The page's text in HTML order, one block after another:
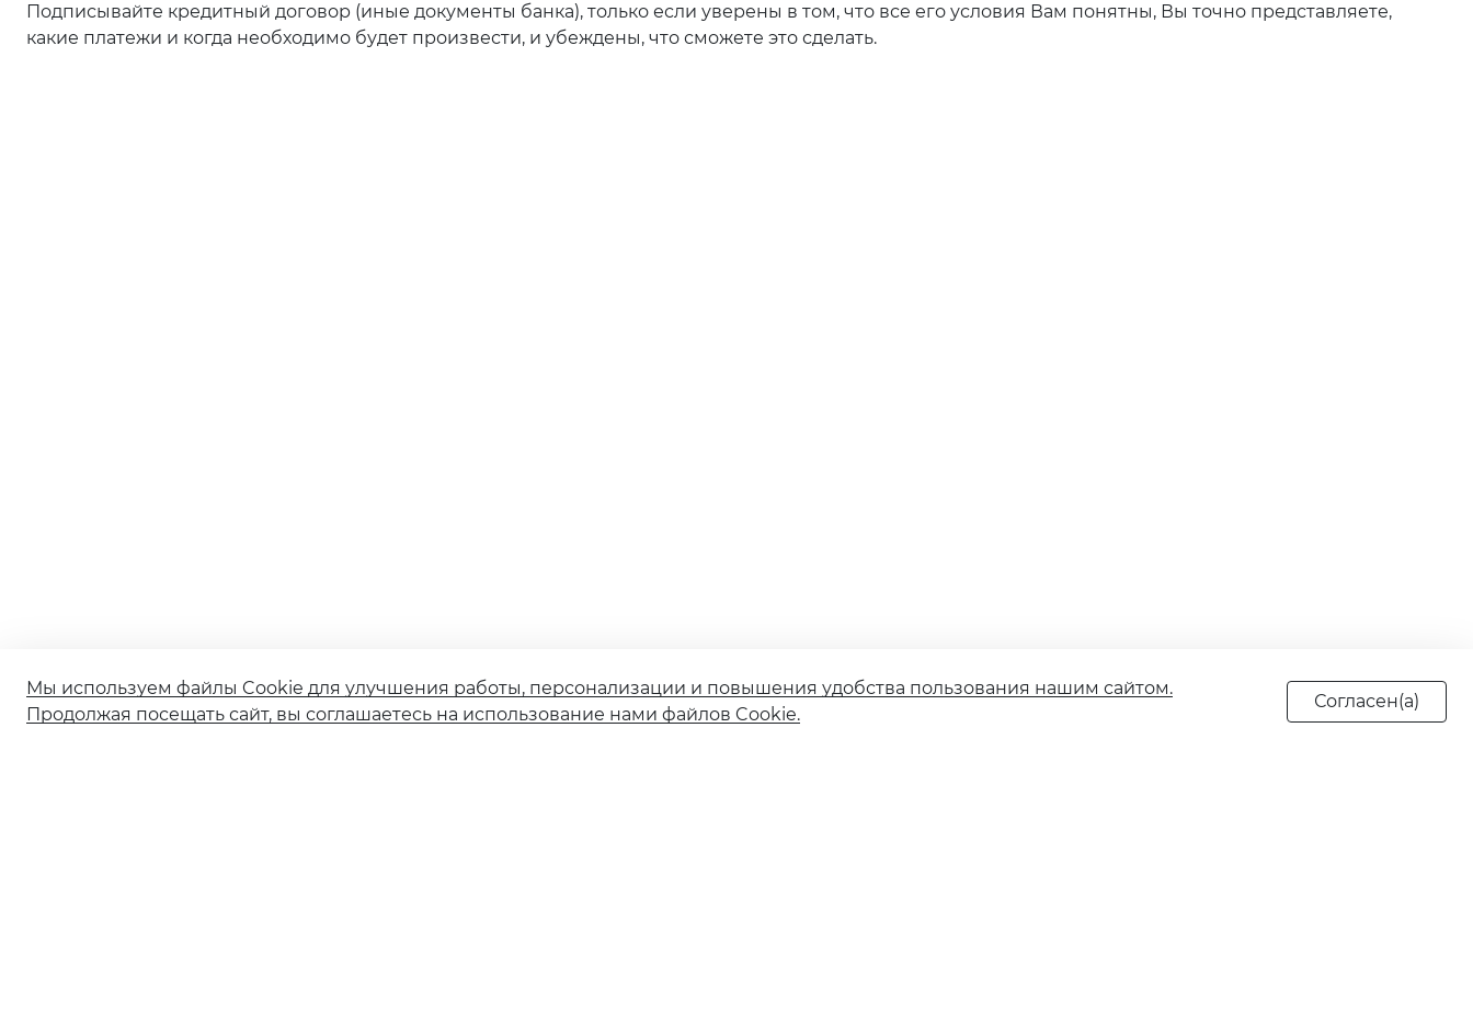
Подписывайте кредитный договор (иные документы банка), только если уверены в том, что все его условия Вам понятны, Вы точно представляете,
какие платежи и когда необходимо будет произвести, и убеждены, что сможете это сделать.
Мы используем файлы Cookie для улучшения работы, персонализации и повышения удобства пользования нашим сайтом.
Продолжая посещать сайт, вы соглашаетесь на использование нами файлов Cookie.